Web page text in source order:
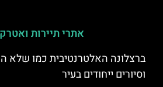
אתרי תיירות
ברצלונה האלטרנטיבית כמו שלא
וסיורים ייחודים בעיר